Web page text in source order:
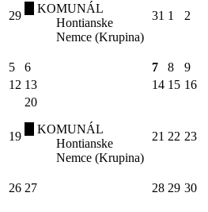
29
KOMUNÁL
Hontianske
Nemce (Krupina)
31 1 2
5 6 7 8
9
12 13 14 15 16
19
20
KOMUNÁL
Hontianske
Nemce (Krupina)
21 22 23
26 27 28 29 30